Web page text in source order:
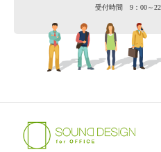
受付時間 9：00～22